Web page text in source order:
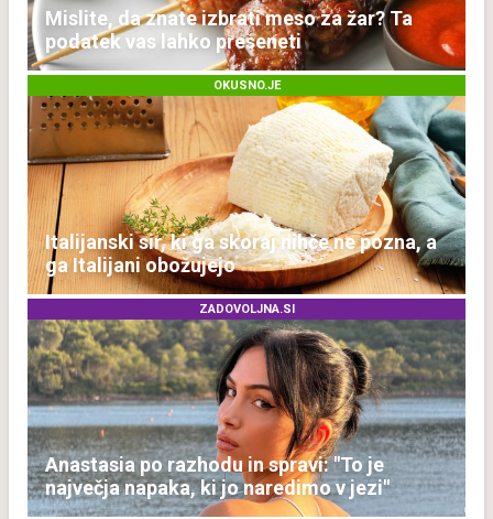
Mislite, da znate izbrati meso za žar? Ta
podatek vas lahko preseneti
OKUSNO.JE
Italijanski sir, ki ga skoraj nihče ne pozna, a
ga Italijani obožujejo
ZADOVOLJNA.SI
Anastasia po razhodu in spravi: "To je
največja napaka, ki jo naredimo v jezi"